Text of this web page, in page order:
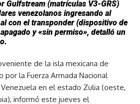
Gulfstream (matrículas V3-GRS)
venezolanos ingresando al
con el transponder (dispositivo de
y «sin permiso», detalló un
de la isla mexicana de
por la Fuerza Armada Nacional
Venezuela en el estado Zulia (oeste,
informó este jueves el